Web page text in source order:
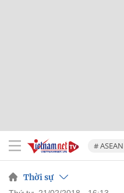
#
Thời sự